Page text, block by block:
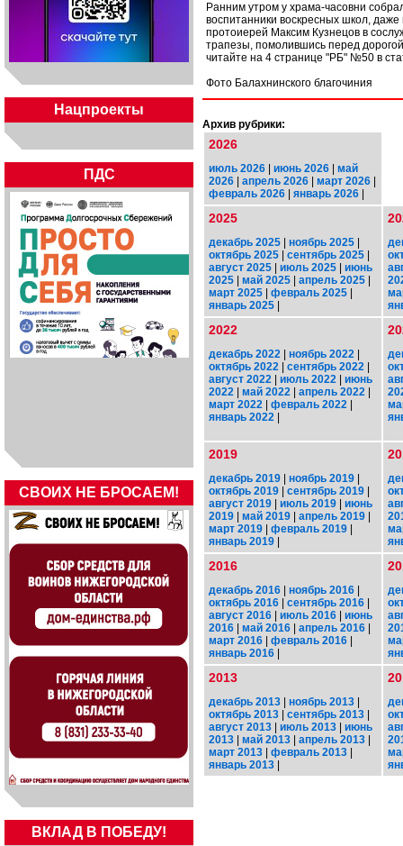
Нацпроекты
ПДС
СВОИХ НЕ БРОСАЕМ!
ВКЛАД В ПОБЕДУ!
Ранним утром у храма-часовни
воспитанники воскресных школ,
протоиерей Максим Кузнецов в
трапезы, помолившись перед
читайте на 4 странице "РБ" №50 в
Фото Балахнинского благочиния
Архив рубрики:
2026
июль 2026 | июнь 2026 | май
2026 | апрель 2026 | март 2026 |
февраль 2026 | январь 2026 |
2025
декабрь 2025 | ноябрь 2025 |
октябрь 2025 | сентябрь 2025 |
август 2025 | июль 2025 | июнь
2025 | май 2025 | апрель 2025 |
март 2025 | февраль 2025 |
январь 2025 |
2022
декабрь 2022 | ноябрь 2022 |
октябрь 2022 | сентябрь 2022 |
август 2022 | июль 2022 | июнь
2022 | май 2022 | апрель 2022 |
март 2022 | февраль 2022 |
январь 2022 |
2019
декабрь 2019 | ноябрь 2019 |
октябрь 2019 | сентябрь 2019 |
август 2019 | июль 2019 | июнь
2019 | май 2019 | апрель 2019 |
март 2019 | февраль 2019 |
январь 2019 |
2016
декабрь 2016 | ноябрь 2016 |
октябрь 2016 | сентябрь 2016 |
август 2016 | июль 2016 | июнь
2016 | май 2016 | апрель 2016 |
март 2016 | февраль 2016 |
январь 2016 |
2013
декабрь 2013 | ноябрь 2013 |
октябрь 2013 | сентябрь 2013 |
август 2013 | июль 2013 | июнь
2013 | май 2013 | апрель 2013 |
март 2013 | февраль 2013 |
январь 2013 |